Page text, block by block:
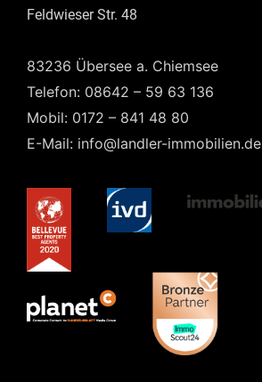
Feldwieser Str. 48
83236 Übersee a. Chiemsee
Telefon: 08642 – 59 63 136
Mobil: 0172 – 841 48 80
E-Mail: info@landler-immobilien.de